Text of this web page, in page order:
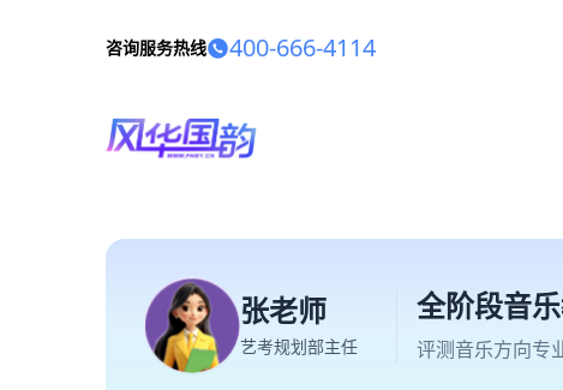
咨询服务热线 400-666-4114
张老师
艺考规划部主任
全阶段音
评测音乐方向专